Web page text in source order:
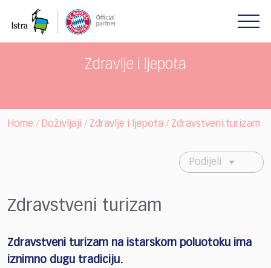
note:
Zdravlje i ljepota
Home / Doživljaji / Zdravlje i ljepota / Zdravstveni turizam
Podijeli
Zdravstveni turizam
Zdravstveni turizam na istarskom poluotoku ima
iznimno dugu tradiciju.